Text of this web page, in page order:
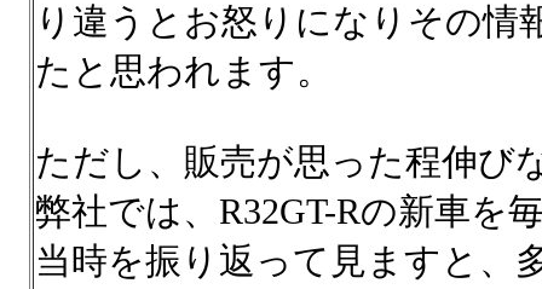
り違うとお怒りになりその情
たと思われます。
ただし、販売が思った程伸び
弊社では、R32GT-Rの新車を
当時を振り返って見ますと、